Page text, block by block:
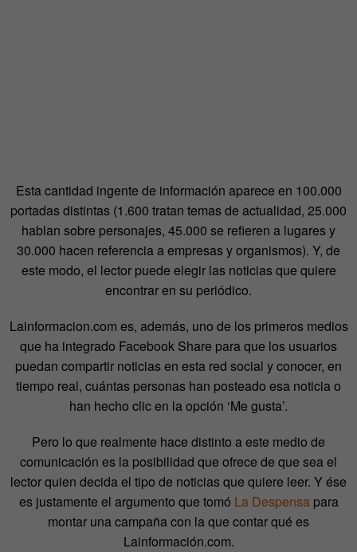
Esta cantidad ingente de información aparece en 100.000
portadas distintas (1.600 tratan temas de actualidad, 25.000
hablan sobre personajes, 45.000 se refieren a lugares y
30.000 hacen referencia a empresas y organismos). Y, de
este modo, el lector puede elegir las noticias que quiere
encontrar en su periódico.
Lainformacion.com es, además, uno de los primeros medios
que ha integrado Facebook Share para que los usuarios
puedan compartir noticias en esta red social y conocer, en
tiempo real, cuántas personas han posteado esa noticia o
han hecho clic en la opción ‘Me gusta’.
Pero lo que realmente hace distinto a este medio de
comunicación es la posibilidad que ofrece de que sea el
lector quien decida el tipo de noticias que quiere leer. Y ése
es justamente el argumento que tomó La Despensapara
montar una campaña con la que contar qué es
Lainformación.com.